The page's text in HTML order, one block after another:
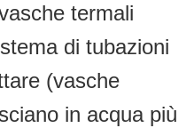
termali
di tubazioni
(vasche
in acqua più